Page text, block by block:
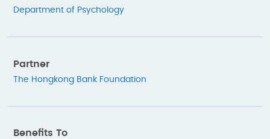
Department of Psychology
Partner
The Hongkong Bank Foundation
Benefits To